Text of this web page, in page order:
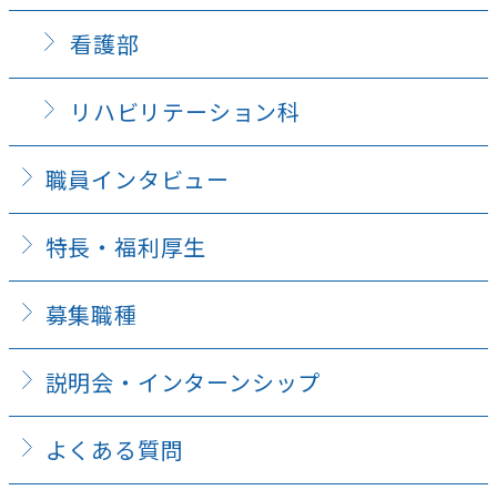
看護部
リハビリテーション科
職員インタビュー
特長・福利厚生
募集職種
説明会・インターンシップ
よくある質問